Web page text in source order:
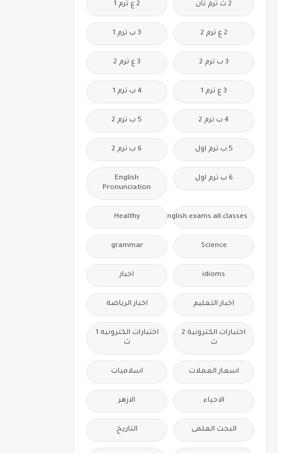
2 ث ترم ثان 2 ع ترم 1
2 ع ترم 2 3 ب ترم 1
3 ب ترم 2 3 ع ترم 2
3 ع ترم 1 4 ب ترم 1
4 ب ترم 2 5 ب ترم 2
5 ب ترم اول 6 ب ترم 2
6 ب ترم اول
English
Pronunciation
Free.English.exams.all.classes
Healthy
Science
grammar
idioms اخبار
اخبار التعليم اخبار الرياضة
اختبارات الكترونية 2
ث
اختبارات الكترونيه 1
ث
اسعار العملات اسلاميات
الاحياء الازهر
البحث العلمى التاريخ